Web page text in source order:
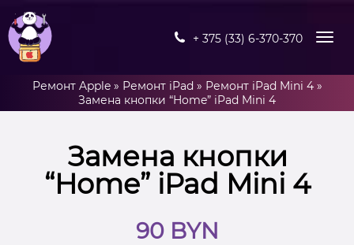
+ 375 (33) 6-370-370
Ремонт Apple» Ремонт iPad» Ремонт iPad Mini 4»
Замена кнопки “Home” iPad Mini 4
Замена кнопки
“Home” iPad Mini 4
90 BYN